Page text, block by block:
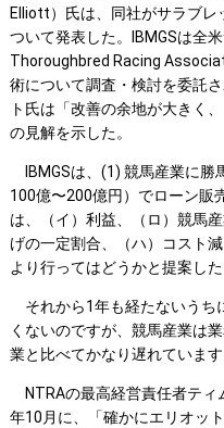
Elliott）氏は、同社がサラブ
ついて発表した。IBMGSは全
Thoroughbred Racing
術について調査・検討を委託
ト氏は「改善の余地が大きく
の見解を示した。
IBMGSは、(1) 競馬産業に勝
100億〜200億円）でローン販
は、（イ）利益、（ロ）競馬
げの一定割合、（ハ）コスト
より行ってはどうかと提案した
それから1年も経たないうち
くないのですが、競馬産業は
業と比べてかなり遅れていま
NTRAの最高経営責任者テ
年10月に、「確かにエリオッ